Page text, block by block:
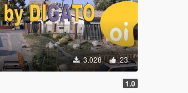
3.028 23
1.0